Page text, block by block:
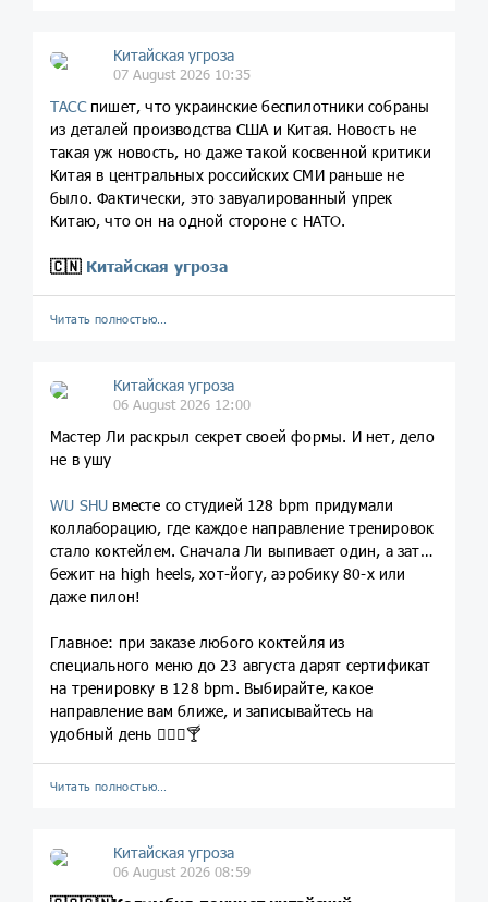
Китайская угроза
07 August 2026 10:35
ТАССпишет, что украинские беспилотники собраны
из деталей производства США и Китая. Новость не
такая уж новость, но даже такой косвенной критики
Китая в центральных российских СМИ раньше не
было. Фактически, это завуалированный упрек
Китаю, что он на одной стороне с НАТО.
🇨🇳 Китайская угроза
Читать полностью…
Китайская угроза
06 August 2026 12:00
Мастер Ли раскрыл секрет своей формы. И нет, дело
не в ушу
WU SHU вместе со студией 128 bpm придумали
коллаборацию, где каждое направление тренировок
стало коктейлем. Сначала Ли выпивает один, а затем
бежит на high heels, хот-йогу, аэробику 80-х или
даже пилон!
Главное: при заказе любого коктейля из
специального меню до 23 августа дарят сертификат
на тренировку в 128 bpm. Выбирайте, какое
направление вам ближе, и записывайтесь на
удобный день 🧘🏽‍♀️🍸
Читать полностью…
Китайская угроза
06 August 2026 08:59